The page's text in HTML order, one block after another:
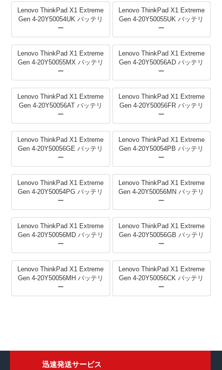
Lenovo ThinkPad X1 Extreme
Gen 4-20Y50054UK バッテリ
ー
Lenovo ThinkPad X1 Extreme
Gen 4-20Y50055UK バッテリ
ー
Lenovo ThinkPad X1 Extreme
Gen 4-20Y50055MX バッテリ
ー
Lenovo ThinkPad X1 Extreme
Gen 4-20Y50056AD バッテリ
ー
Lenovo ThinkPad X1 Extreme
Gen 4-20Y50056AT バッテリ
ー
Lenovo ThinkPad X1 Extreme
Gen 4-20Y50056FR バッテリ
ー
Lenovo ThinkPad X1 Extreme
Gen 4-20Y50056GE バッテリ
ー
Lenovo ThinkPad X1 Extreme
Gen 4-20Y50054PB バッテリ
ー
Lenovo ThinkPad X1 Extreme
Gen 4-20Y50054PG バッテリ
ー
Lenovo ThinkPad X1 Extreme
Gen 4-20Y50056MN バッテリ
ー
Lenovo ThinkPad X1 Extreme
Gen 4-20Y50056MD バッテリ
ー
Lenovo ThinkPad X1 Extreme
Gen 4-20Y50056GB バッテリ
ー
Lenovo ThinkPad X1 Extreme
Gen 4-20Y50056MH バッテリ
ー
Lenovo ThinkPad X1 Extreme
Gen 4-20Y50056CK バッテリ
ー
迅速発送サービス